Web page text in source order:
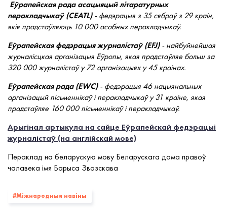
Еўрапейская рада асацыяцый літаратурных
перакладчыкаў (CEATL)- федэрацыя з 35сябраўз 29 краін,
якія прадстаўляюць 10 000 асобных перакладчыкаў.
Еўрапейская федэрацыя журналістаў (EFJ)- найбуйнейшая
журналісцкая арганізацыя Еўропы, якая прадстаўляе больш за
320 000 журналістаў у 72 арганізацыях у 45 краінах.
Еўрапейская рада (EWC)- федэрацыя 46 нацыянальных
арганізацый пісьменнікаў і перакладчыкаў у 31 краіне, якая
прадстаўляе 160 000 пісьменнікаў і перакладчыкаў.
Арыгінал артыкула на сайце Еўрапейскай федэрацыі
журналістаў (на англійскай мове)
Пераклад на беларускую мову Беларускага дома правоў
чалавека імя Барыса Звозскава
#Міжнародныя навіны